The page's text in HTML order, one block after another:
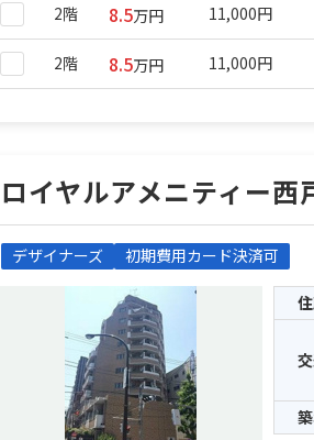
2階 8.5万円 11,000円
2階 8.5万円 11,000円
ロイヤルアメニティー西
デザイナーズ 初期費用カード決済可